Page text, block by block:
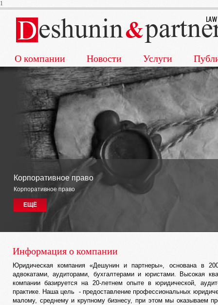
1
О компании Новости Услуги
Корпоративное право
Корпоративное право
ЕЩЁ
Информация о компании
Юридическая компания «Дешунин и партнеры», основана в
адвокатами, аудиторами, бухгалтерами и юристами. Высокая
компании базируется на 20-летнем опыте в юридической,
практике. Наша цель - предоставление профессиональных
малому, среднему и крупному бизнесу, при этом мы оказываем